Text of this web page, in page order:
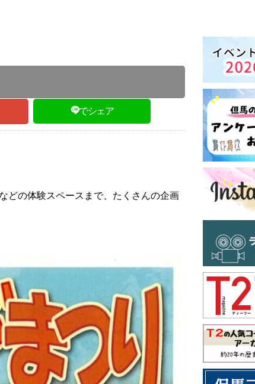
でシェア
どの体験スペースまで、たくさんの企画